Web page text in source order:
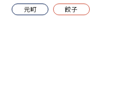
元町 餃子